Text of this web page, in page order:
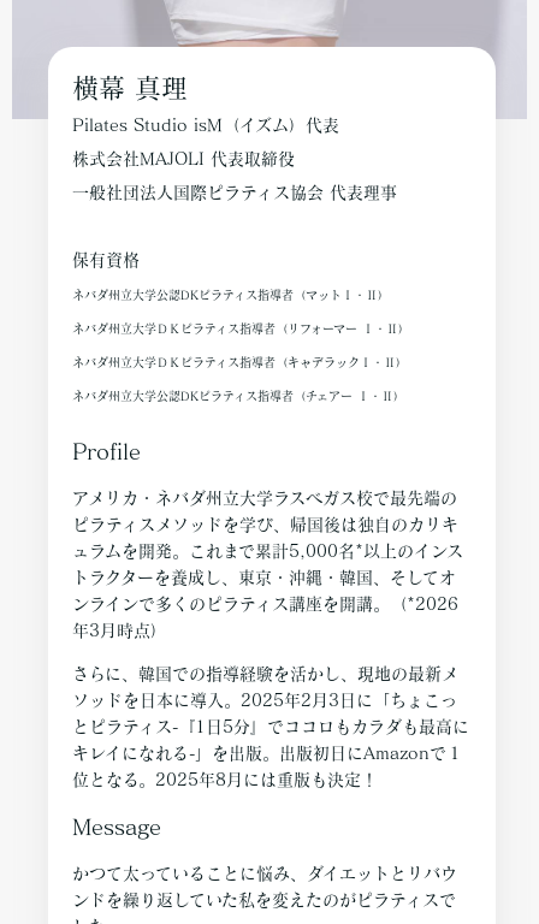
横幕 真理
Pilates Studio isM（イズム）代表
株式会社MAJOLI 代表取締役
一般社団法人国際ピラティス協会 代表理事
保有資格
ネバダ州立大学公認DKピラティス指導者（マットⅠ・Ⅱ）
ネバダ州立大学ＤＫピラティス指導者（リフォーマー Ⅰ・Ⅱ）
ネバダ州立大学ＤＫピラティス指導者（キャデラックⅠ・Ⅱ）
ネバダ州立大学公認DKピラティス指導者（チェアー Ⅰ・Ⅱ）
Profile
アメリカ・ネバダ州立大学ラスベガス校で最先端の
ピラティスメソッドを学び、帰国後は独自のカリキ
ュラムを開発。これまで累計5,000名*以上のインス
トラクターを養成し、東京・沖縄・韓国、そしてオ
ンラインで多くのピラティス講座を開講。（*2026
年3月時点）
さらに、韓国での指導経験を活かし、現地の最新メ
ソッドを日本に導入。2025年2月3日に「ちょこっ
とピラティス-『1日5分』でココロもカラダも最高に
キレイになれる-」を出版。出版初日にAmazonで１
位となる。2025年8月には重版も決定！
Message
かつて太っていることに悩み、ダイエットとリバウ
ンドを繰り返していた私を変えたのがピラティスで